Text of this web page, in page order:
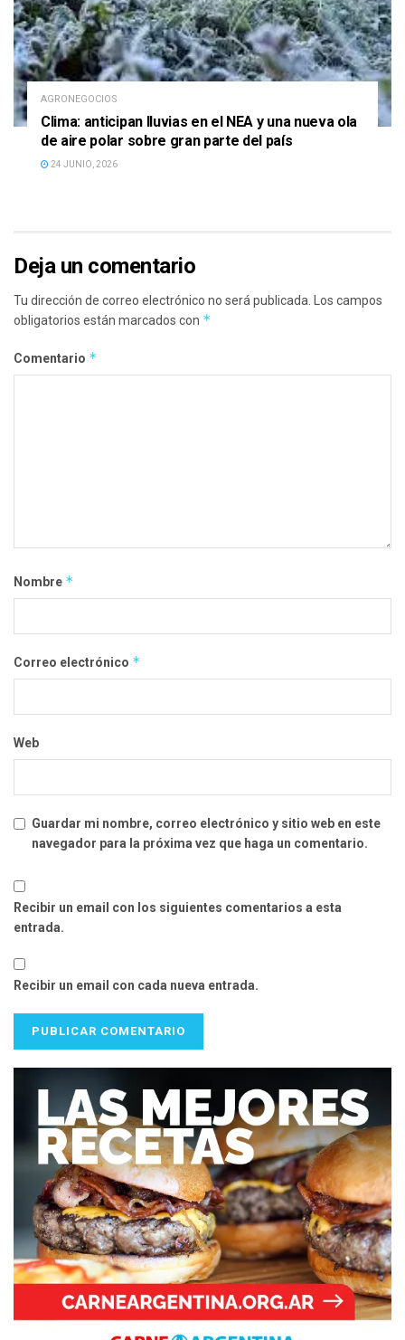
AGRONEGOCIOS
Clima: anticipan lluvias en el NEA y una nueva ola
de aire polar sobre gran parte del país
24 JUNIO, 2026
Deja un comentario
Tu dirección de correo electrónico no será publicada. Los campos
obligatorios están marcados con *
Comentario *
Nombre *
Correo electrónico *
Web
Guardar mi nombre, correo electrónico y sitio web en este
navegador para la próxima vez que haga un comentario.
Recibir un email con los siguientes comentarios a esta
entrada.
Recibir un email con cada nueva entrada.